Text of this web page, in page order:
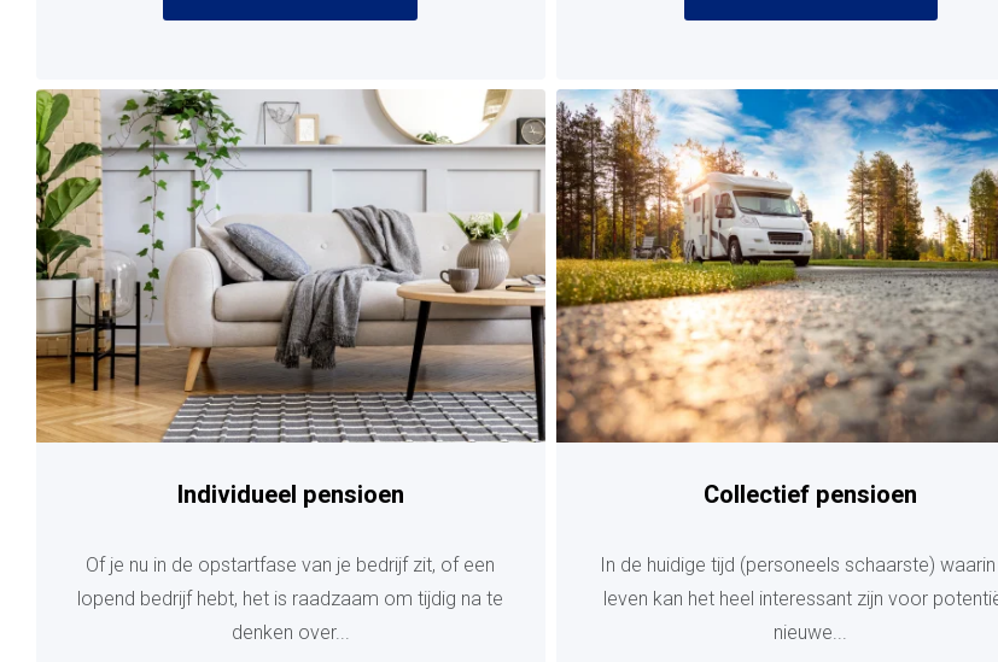
Individueel pensioen
Of je nu in de opstartfase van je bedrijf zit, of een
lopend bedrijf hebt, het is raadzaam om tijdig na te
denken over...
Collectief pensioen
In de huidige tijd (personeels schaarste)
leven kan het heel interessant zijn voor
nieuwe...